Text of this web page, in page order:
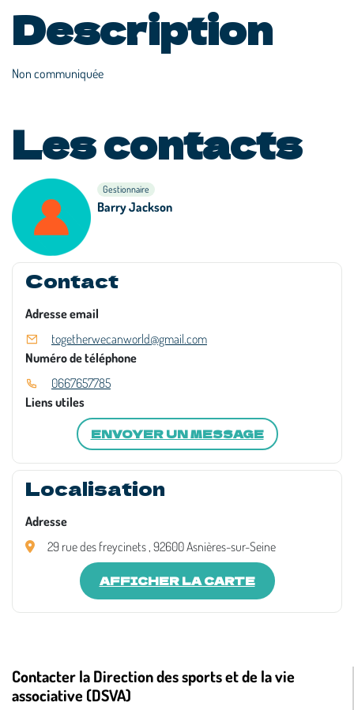
Description
Non communiquée
Les contacts
Gestionnaire
Barry Jackson
Contact
Adresse email
togetherwecanworld@gmail.com
Numéro de téléphone
0667657785
Liens utiles
ENVOYER UN MESSAGE
Localisation
Adresse
29 rue des freycinets , 92600 Asnières-sur-Seine
AFFICHER LA CARTE
Contacter la Direction des sports et de la vie
associative (DSVA)